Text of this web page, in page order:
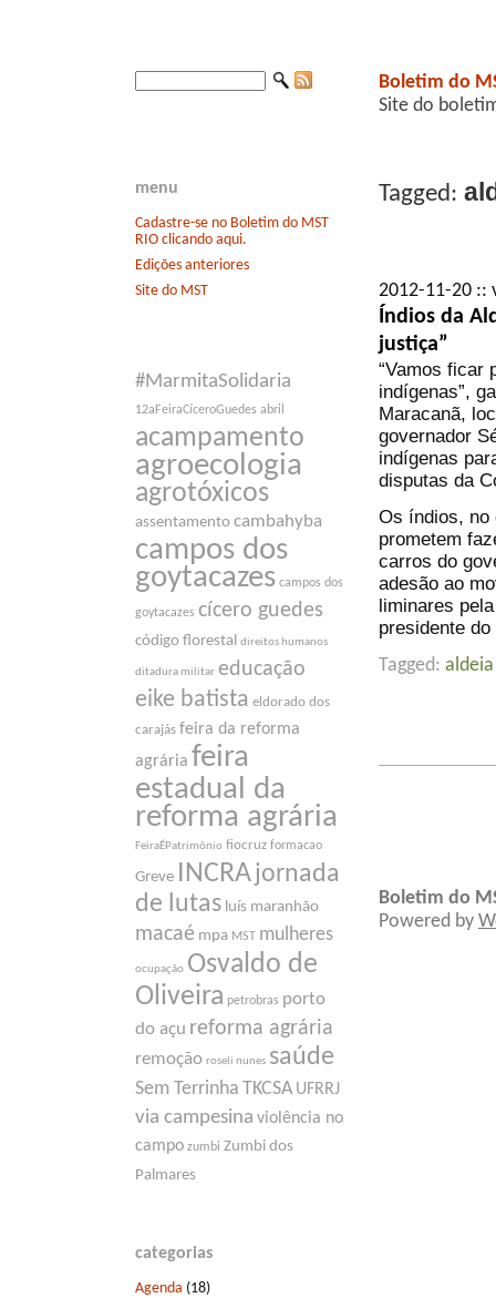
menu
Cadastre-se no Boletim do MST
RIO clicando aqui.
Edições anteriores
Site do MST
#MarmitaSolidaria
12aFeiraCíceroGuedes abril
acampamento
agroecologia
agrotóxicos
assentamento cambahyba
campos dos
goytacazes campos dos
goytacazes cícero guedes
código florestal direitos humanos
ditadura militar educação
eike batista eldorado dos
carajás feira da reforma
agrária feira
estadual da
reforma agrária
FeiraÉPatrimônio fiocruz formacao
Greve INCRA jornada
de lutas luís maranhão
macaé mpa MST mulheres
ocupação Osvaldo de
Oliveira petrobras porto
do açu reforma agrária
remoção roseli nunes saúde
Sem Terrinha TKCSA UFRRJ
via campesina violência no
campo zumbi Zumbi dos
Palmares
categorias
Agenda (18)
Boletim do
Site do
Tagged:
2012-11-20
Índios da
justiça”
“Vamos ficar
indígenas”,
Maracanã,
governador
indígenas
disputas da
Os índios, no
prometem
carros do
adesão ao
liminares
presidente
Tagged:
Boletim do
Powered by